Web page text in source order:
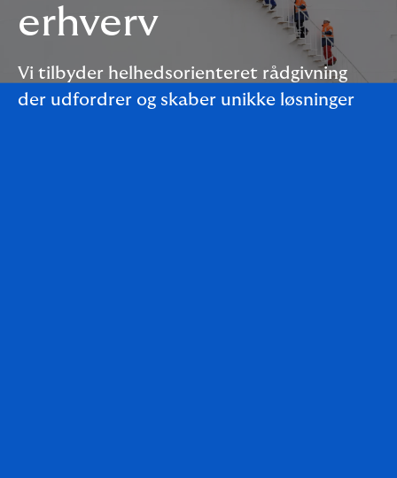
erhverv
Vi tilbyder helhedsorienteret rådgivning
der udfordrer og skaber unikke løsninger